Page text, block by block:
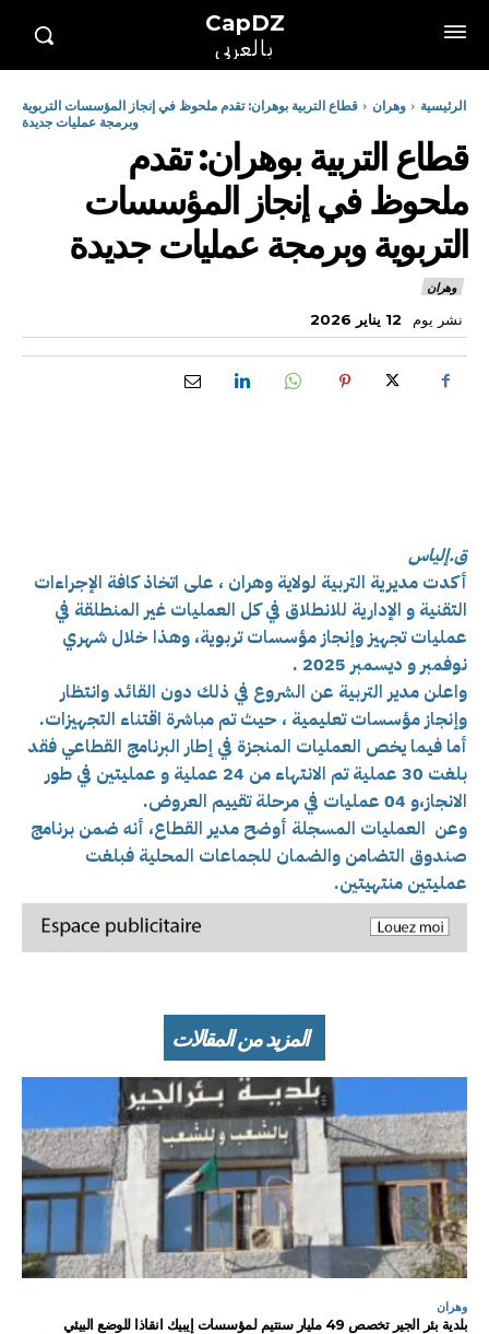
CapDZ
بالعربي
الرئيسية وهران
قطاع التربية بوهران: تقدم ملحوظ في إنجاز المؤسسات التربوية
وبرمجة عمليات جديدة
قطاع التربية بوهران: تقدم
ملحوظ في إنجاز المؤسسات
التربوية وبرمجة عمليات جديدة
وهران
نشر يوم 12 يناير 2026
ق.إلياس
أكدت مديرية التربية لولاية وهران ، على اتخاذ كافة الإجراءات
التقنية و الإدارية للانطلاق في كل العمليات غير المنطلقة في
عمليات تجهيز وإنجاز مؤسسات تربوية، وهذا خلال شهري
نوفمبر و ديسمبر 2025 .
واعلن مدير التربية عن الشروع في ذلك دون القائد وانتظار
وإنجاز مؤسسات تعليمية ، حيث تم مباشرة اقتناء التجهيزات.
أما فيما يخص العمليات المنجزة في إطار البرنامج القطاعي فقد
بلغت 30 عملية تم الانتهاء من 24 عملية و عمليتين في طور
الانجاز،و 04 عمليات في مرحلة تقييم العروض.
وعن العمليات المسجلة أوضح مدير القطاع، أنه ضمن برنامج
صندوق التضامن والضمان للجماعات المحلية فبلغت
عمليتين منتهيتين.
المزيد من المقالات
وهران
بلدية بئر الجير تخصص 49 مليار سنتيم لمؤسسات إيبيك انقاذا للوضع البيئي